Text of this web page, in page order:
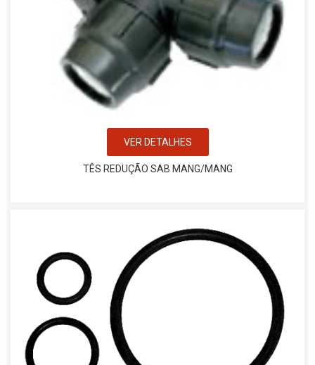
VER DETALHES
TÊS REDUÇÃO SAB MANG/MANG